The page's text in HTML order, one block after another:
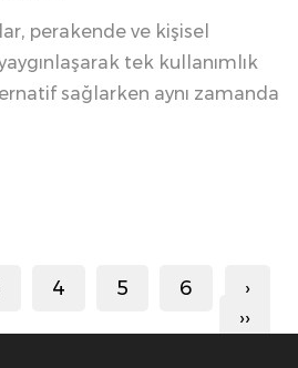
perakende ve kişisel
tek kullanımlık
sağlarken aynı zamanda
4 5 6
›
››